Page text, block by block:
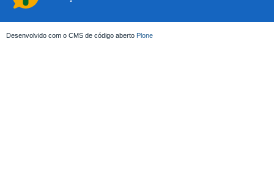
Desenvolvido com o CMS de código aberto Plone